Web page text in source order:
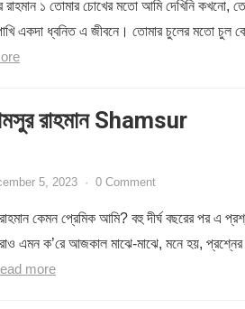
রাহমান ১ তোমার চোখের মতো আমি দেখিনি কখনো,
একদা ধ্বনিত এ জীবনে। তোমার চুলের মতো চুল
রাহমান Shamsur
5, 2023 · 0 Comment
কেমন প্রেমিক আমি? বহু দীর্ঘ বছরের পর এ
এমন ক’রে আজকাল মাঝে-মাঝে, মনে হয়,
more